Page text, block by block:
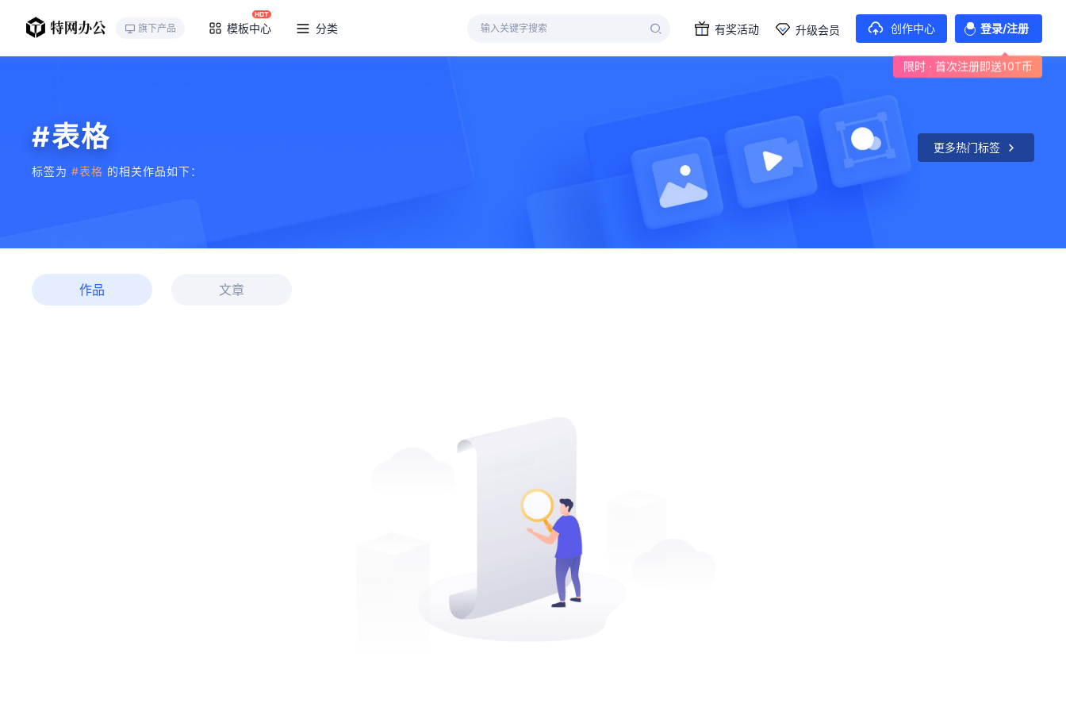
旗下产品 模板中心 分类 有奖活动 升级会员 创作中心 登录/注册
限时 · 首次注册即送10T币
#表格
标签为 #表格 的相关作品如下：
更多热门标签
作品 文章